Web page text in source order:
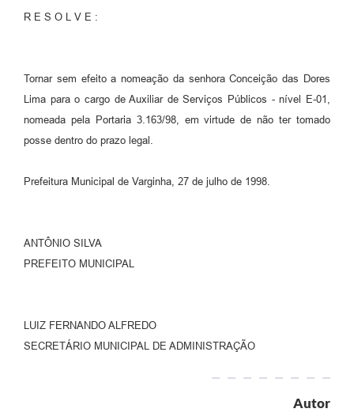
R E S O L V E :
Tornar sem efeito a nomeação da senhora Conceição das Dores
Lima para o cargo de Auxiliar de Serviços Públicos - nível E-01,
nomeada pela Portaria 3.163/98, em virtude de não ter tomado
posse dentro do prazo legal.
Prefeitura Municipal de Varginha, 27 de julho de 1998.
ANTÔNIO SILVA
PREFEITO MUNICIPAL
LUIZ FERNANDO ALFREDO
SECRETÁRIO MUNICIPAL DE ADMINISTRAÇÃO
Autor